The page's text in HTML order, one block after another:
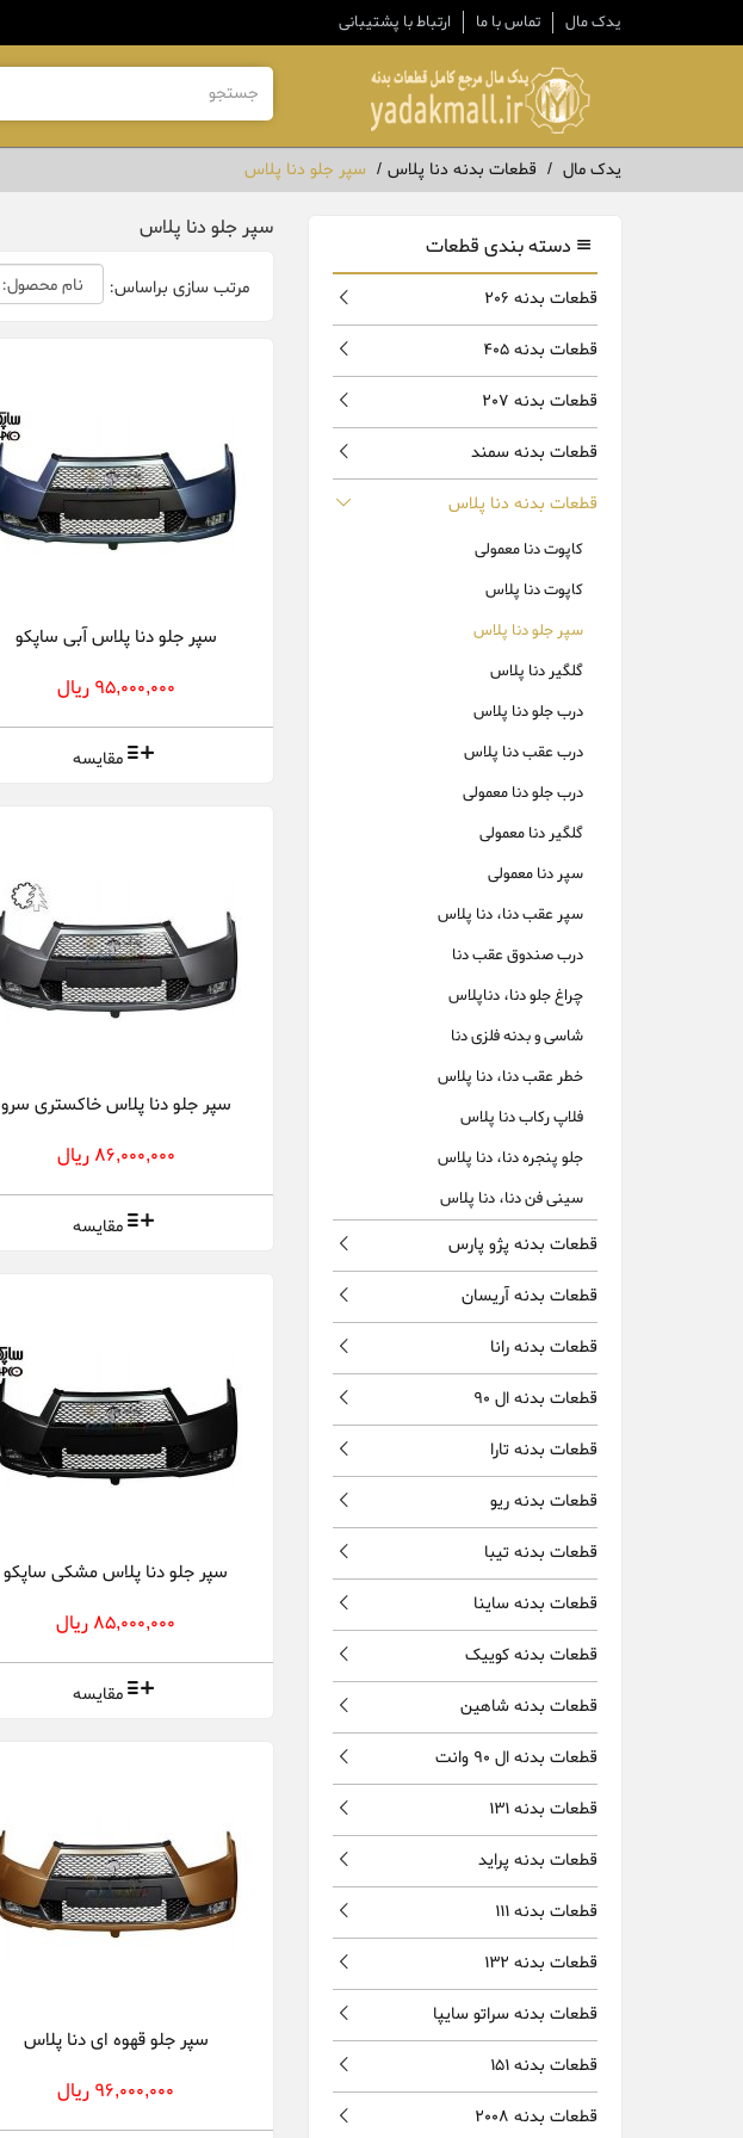
یدک مال تماس با ما ارتباط با پشتیبانی
یدک مال قطعات بدنه دنا پلاس سپر جلو دنا پلاس
دسته بندی قطعات
قطعات بدنه 206
قطعات بدنه 405
قطعات بدنه 207
قطعات بدنه سمند
قطعات بدنه دنا پلاس
کاپوت دنا معمولی
کاپوت دنا پلاس
سپر جلو دنا پلاس
گلگیر دنا پلاس
درب جلو دنا پلاس
درب عقب دنا پلاس
درب جلو دنا معمولی
گلگیر دنا معمولی
سپر دنا معمولی
سپر عقب دنا، دنا پلاس
درب صندوق عقب دنا
چراغ جلو دنا، دناپلاس
شاسی و بدنه فلزی دنا
خطر عقب دنا، دنا پلاس
فلاپ رکاب دنا پلاس
جلو پنجره دنا، دنا پلاس
سینی فن دنا، دنا پلاس
قطعات بدنه پژو پارس
قطعات بدنه آریسان
قطعات بدنه رانا
قطعات بدنه ال 90
قطعات بدنه تارا
قطعات بدنه ریو
قطعات بدنه تیبا
قطعات بدنه ساینا
قطعات بدنه کوییک
قطعات بدنه شاهین
قطعات بدنه ال 90 وانت
قطعات بدنه 131
قطعات بدنه پراید
قطعات بدنه 111
قطعات بدنه 132
قطعات بدنه سراتو سایپا
قطعات بدنه 151
قطعات بدنه 2008
سپر جلو دنا پلاس
مرتب سازی براساس:
سپر جلو دنا پلاس آبی ساپکو
95,000,000 ریال
مقایسه
سپر جلو دنا پلاس خاکستری سرو
86,000,000 ریال
مقایسه
سپر جلو دنا پلاس مشکی ساپکو
85,000,000 ریال
مقایسه
سپر جلو قهوه ای دنا پلاس
96,000,000 ریال